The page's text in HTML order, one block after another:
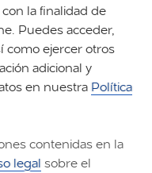
la finalidad de
Puedes acceder,
como ejercer otros
adicional y
en nuestra Política
contenidas en la
legal sobre el